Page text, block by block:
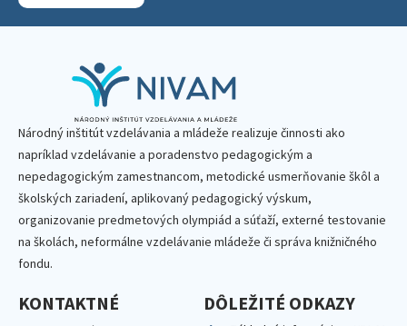
Národný inštitút vzdelávania a mládeže realizuje činnosti ako
napríklad vzdelávanie a poradenstvo pedagogickým a
nepedagogickým zamestnancom, metodické usmerňovanie škôl a
školských zariadení, aplikovaný pedagogický výskum,
organizovanie predmetových olympiád a súťaží, externé testovanie
na školách, neformálne vzdelávanie mládeže či správa knižničného
fondu.
KONTAKTNÉ
DÔLEŽITÉ ODKAZY